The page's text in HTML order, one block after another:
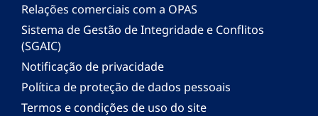
Relações comerciais com a OPAS
Sistema de Gestão de Integridade e Conflitos
(SGAIC)
Notificação de privacidade
Política de proteção de dados pessoais
Termos e condições de uso do site